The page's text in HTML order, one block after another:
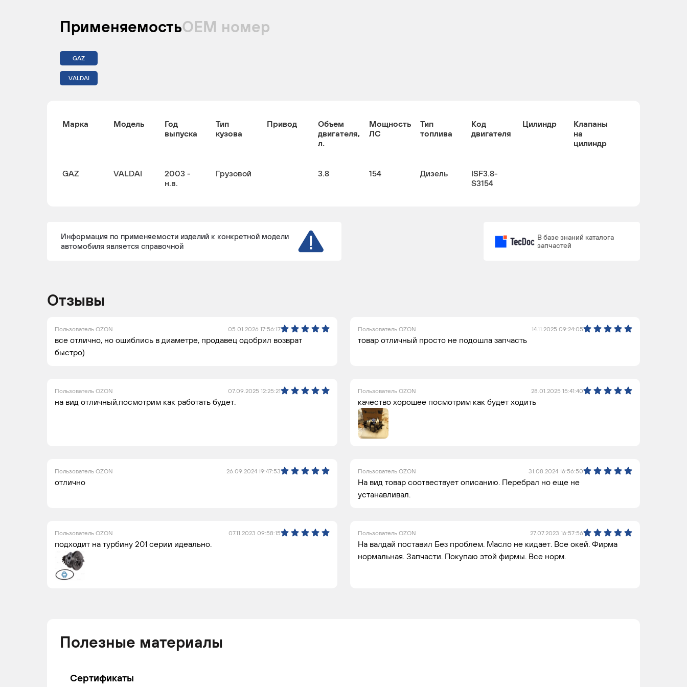
ПрименяемостьОЕМ номер
GAZ
VALDAI
Марка Модель
Год
выпуска
Тип
кузова
Привод
Объем
двигателя,
л.
Мощность
ЛС
Тип
топлива
Код
двигателя
Цилиндр
Клапаны
на
цилиндр
GAZ VALDAI
2003 -
н.в.
Грузовой 3.8 154 Дизель
ISF3.8-
S3154
Информация по применяемости изделий к конкретной модели
автомобиля является справочной
В базе знаний каталога
запчастей
Отзывы
Пользователь OZON 05.01.2026 17:56:17
все отлично, но ошиблись в диаметре, продавец одобрил возврат
быстро)
Пользователь OZON 14.11.2025 09:24:05
товар отличный просто не подошла запчасть
Пользователь OZON 07.09.2025 12:25:21
на вид отличный,посмотрим как работать будет.
Пользователь OZON 28.01.2025 15:41:40
качество хорошее посмотрим как будет ходить
Пользователь OZON 26.09.2024 19:47:53
отлично
Пользователь OZON 31.08.2024 16:56:50
На вид товар соотвествует описанию. Перебрал но еще не
устанавливал.
Пользователь OZON 07.11.2023 09:58:15
подходит на турбину 201 серии идеально.
Пользователь OZON 27.07.2023 16:57:56
На валдай поставил Без проблем. Масло не кидает. Все окей. Фирма
нормальная. Запчасти. Покупаю этой фирмы. Все норм.
Полезные материалы
Сертификаты